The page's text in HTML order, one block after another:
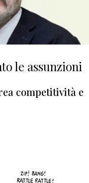
le assunzioni
competitività e